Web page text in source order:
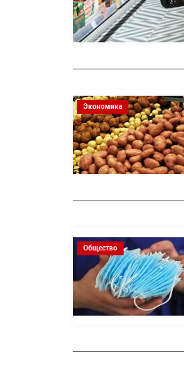
Экономика
Общество